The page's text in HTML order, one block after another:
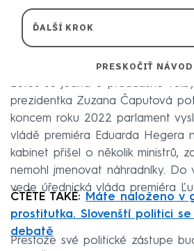
Letos se jedná o předčasné
prezidentka Zuzana Čaputová
koncem roku 2022 parlament
vládě premiéra Eduarda Hegera
kabinet přišel o několik ministrů,
nemohl jmenovat náhradníky. Do
vede úřednická vláda premiéra
ČTĚTE TAKÉ:
Máte naloženo v
prostitutka. Slovenští politici
debatě
Přestože své politické zástupe